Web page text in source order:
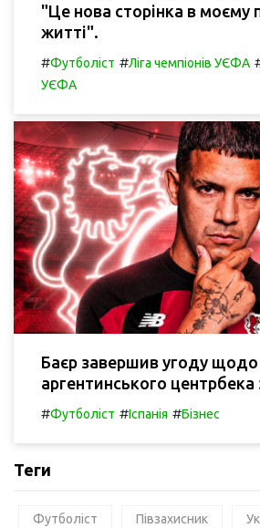
"Це нова сторінка в моєму
житті".
#Футболіст #Ліга чемпіонів УЄФА
УЄФА
Баєр завершив угоду
аргентинського
#Футболіст #Іспанія #Бізнес
Теги
Футболіст Півзахисник